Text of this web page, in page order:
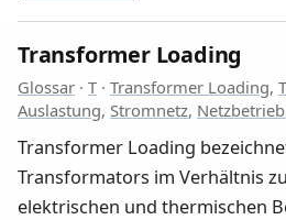
Transformer Loading
Glossar · T · Transformer Loading,
Auslastung, Stromnetz, Netzbetrieb
Transformer Loading
Transformators im Verhältnis
elektrischen und thermischen